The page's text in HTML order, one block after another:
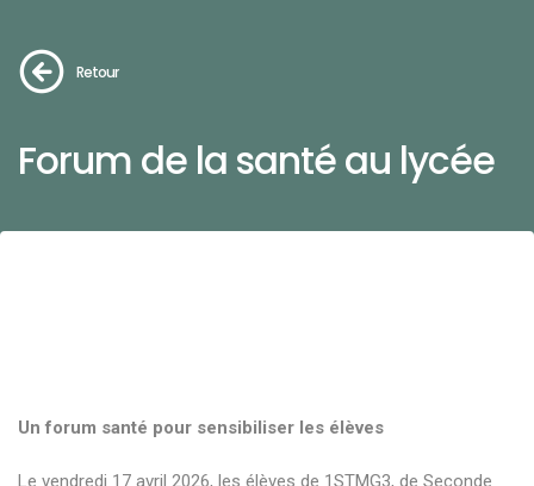
Retour
Forum de la santé au lycée
Un forum santé pour sensibiliser les élèves
Le vendredi 17 avril 2026, les élèves de 1STMG3, de Seconde